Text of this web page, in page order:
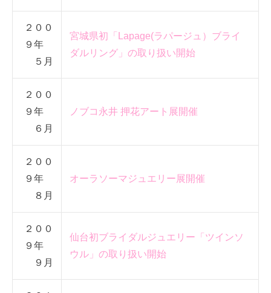
２００
９年
５月
宮城県初「Lapage(ラパージュ）ブライ
ダルリング」の取り扱い開始
２００
９年
６月
ノブコ永井 押花アート展開催
２００
９年
８月
オーラソーマジュエリー展開催
２００
９年
９月
仙台初ブライダルジュエリー「ツインソ
ウル」の取り扱い開始